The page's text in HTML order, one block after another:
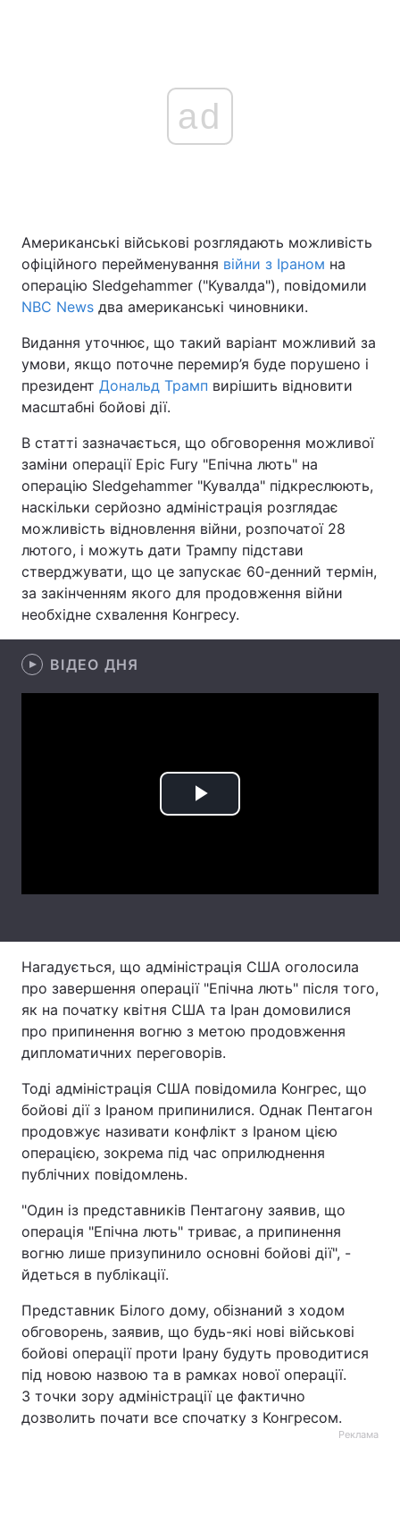
Економіка Світ
Спорт Наука
Техно і зв'язок
Зброя Інциденти
Здоров'я Туризм
Цікавинки Погода
Екологія
Лонгріди
Відео з Youtube Статті
Інтерв'ю Думки
ad
Американські військові розглядають можливість
офіційного перейменування війни з Іраном на
операцію Sledgehammer ("Кувалда"), повідомили
NBC News два американські чиновники.
Видання уточнює, що такий варіант можливий за
умови, якщо поточне перемир’я буде порушено і
президент Дональд Трамп вирішить відновити
масштабні бойові дії.
В статті зазначається, що обговорення можливої
заміни операції Epic Fury "Епічна лють" на
операцію Sledgehammer "Кувалда" підкреслюють,
наскільки серйозно адміністрація розглядає
можливість відновлення війни, розпочатої 28
лютого, і можуть дати Трампу підстави
стверджувати, що це запускає 60-денний термін,
за закінченням якого для продовження війни
необхідне схвалення Конгресу.
ВІДЕО ДНЯ
Play
Нагадується, що адміністрація США оголосила
про завершення операції "Епічна лють" після того,
як на початку квітня США та Іран домовилися
про припинення вогню з метою продовження
дипломатичних переговорів.
Тоді адміністрація США повідомила Конгрес, що
бойові дії з Іраном припинилися. Однак Пентагон
продовжує називати конфлікт з Іраном цією
операцією, зокрема під час оприлюднення
публічних повідомлень.
"Один із представників Пентагону заявив, що
операція "Епічна лють" триває, а припинення
вогню лише призупинило основні бойові дії", -
йдеться в публікації.
Представник Білого дому, обізнаний з ходом
обговорень, заявив, що будь-які нові військові
бойові операції проти Ірану будуть проводитися
під новою назвою та в рамках нової операції.
З точки зору адміністрації це фактично
дозволить почати все спочатку з Конгресом.
Реклама